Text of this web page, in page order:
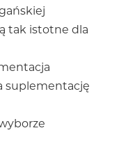
tak istotne dla
suplementację